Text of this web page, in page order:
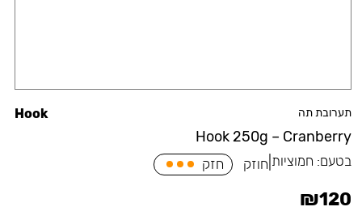
תערובת תה
Hook 250g – Cranberry
Hook
בטעם: חמוציות חוזק חזק
₪120